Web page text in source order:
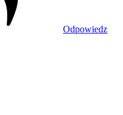
Odpowiedz